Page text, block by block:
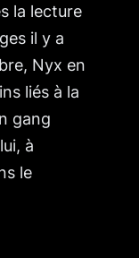
la lecture
il y a
Nyx en
liés à la
gang
à
le